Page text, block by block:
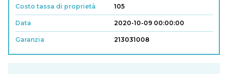
Costo tassa di proprietà 105
Data 2020-10-09 00:00:00
Garanzia 213031008